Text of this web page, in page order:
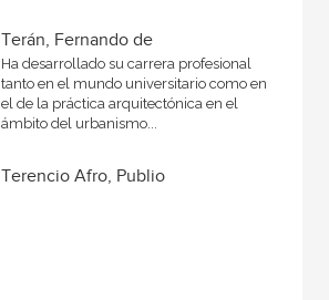
Terán, Fernando de
Ha desarrollado su carrera profesional
tanto en el mundo universitario como en
el de la práctica arquitectónica en el
ámbito del urbanismo...
Terencio Afro, Publio